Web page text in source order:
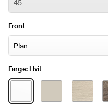
Front
Farge: Hvit